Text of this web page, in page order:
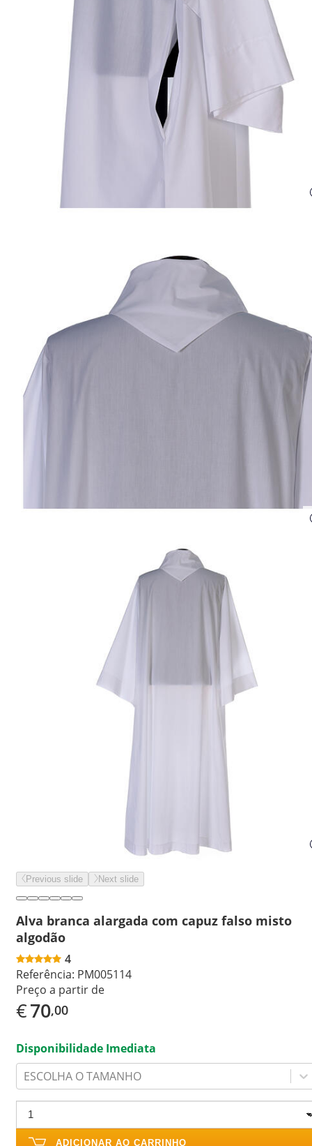
Previous slide Next slide
Alva branca alargada com capuz falso misto
algodão
4
Referência: PM005114
Preço a partir de
€70,00
Disponibilidade Imediata
ESCOLHA O TAMANHO
ADICIONAR AO CARRINHO